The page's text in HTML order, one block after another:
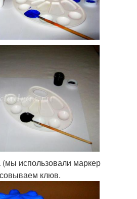
использовали маркер
клюв.